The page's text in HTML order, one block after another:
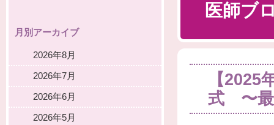
医師ブ
【
式 〜最
月別アーカイブ
2026年8月
2026年7月
2026年6月
2026年5月